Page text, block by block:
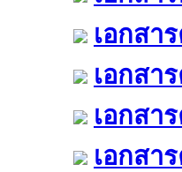
เอกสา
เอกสา
เอกสา
เอกสา